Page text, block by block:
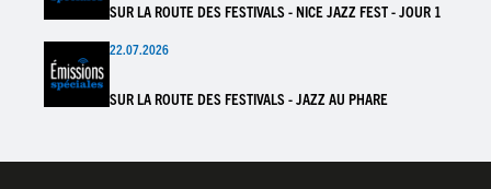
SUR LA ROUTE DES FESTIVALS - NICE JAZZ FEST - JOUR 1
22.07.2026
SUR LA ROUTE DES FESTIVALS - JAZZ AU PHARE